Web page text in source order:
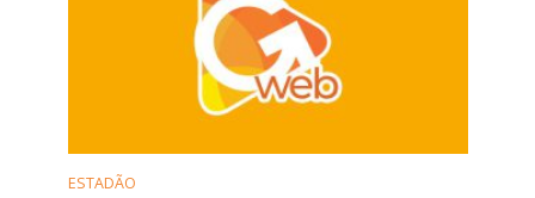
ESTADÃO